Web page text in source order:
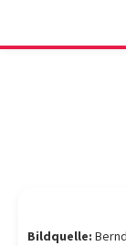
Bildquelle: